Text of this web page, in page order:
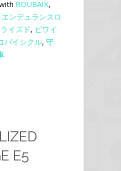
ROUBAIX,
エンデュランスロ
イズド, ビワイ
バイシクル, 守
E5